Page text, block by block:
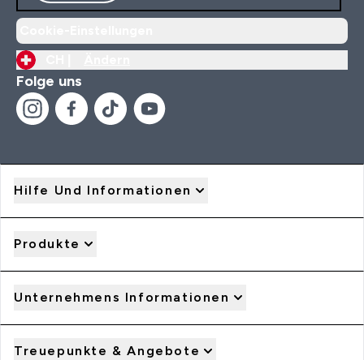
Folge uns
Hilfe Und Informationen
Produkte
Unternehmens Informationen
Treuepunkte & Angebote